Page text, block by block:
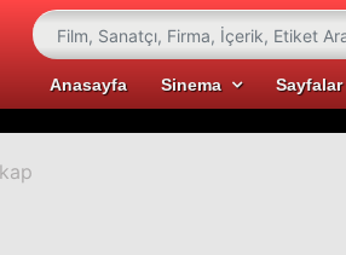
Anasayfa Sinema Sayfalar